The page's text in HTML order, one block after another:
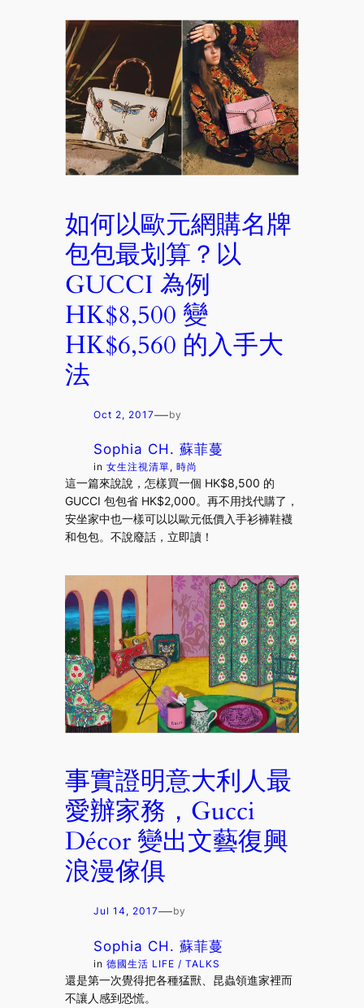
如何以歐元網購名牌
包包最划算？以
GUCCI 為例
HK$8,500 變
HK$6,560 的入手大
法
Oct 2, 2017—by
Sophia CH. 蘇菲蔓
in女生注視清單, 時尚
這一篇來說說，怎樣買一個 HK$8,500 的
GUCCI 包包省 HK$2,000。再不用找代購了，
安坐家中也一樣可以以歐元低價入手衫褲鞋襪
和包包。不說廢話，立即讀！
事實證明意大利人最
愛辦家務，Gucci
Décor 變出文藝復興
浪漫傢俱
Jul 14, 2017—by
Sophia CH. 蘇菲蔓
in德國生活 LIFE / TALKS
還是第一次覺得把各種猛獸、昆蟲領進家裡而
不讓人感到恐慌。